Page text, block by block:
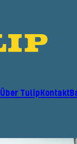
Über TulipKontakt